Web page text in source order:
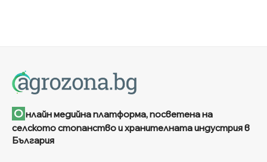
О нлайн медийна платформа, посветена на
селското стопанство и хранителната индустрия в
България